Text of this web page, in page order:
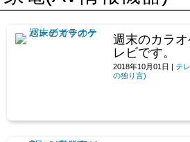
週末のカラ
レビです。
2018年10月01日 |テ
の独り言)